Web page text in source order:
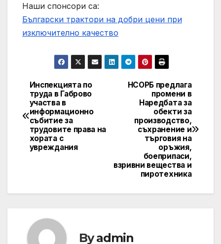
Наши спонсори са:
Български трактори на добри цени при
изключително качество
Post
navigation
НСОРБ предлага
промени в
Наредбата за
обекти за
производство,
съхранение и
търговия на
оръжия,
боеприпаси,
взривни вещества и
пиротехника
Инспекцията по
труда в Габрово
участва в
информационно
събитие за
трудовите права на
хората с
увреждания
Byadmin